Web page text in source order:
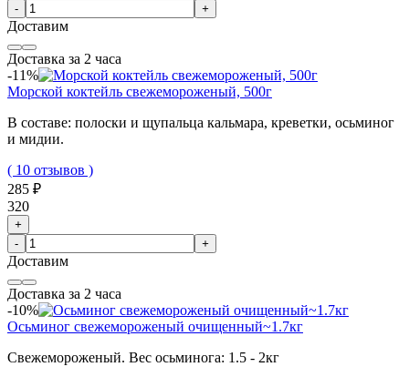
-
+
Доставим
Доставка за 2 часа
-11%
Морской коктейль свежемороженый, 500г
В составе: полоски и щупальца кальмара, креветки, осьминог
и мидии.
( 10 отзывов )
285 ₽
320
+
-
+
Доставим
Доставка за 2 часа
-10%
Осьминог свежемороженый очищенный~1.7кг
Свежемороженый. Вес осьминога: 1.5 - 2кг